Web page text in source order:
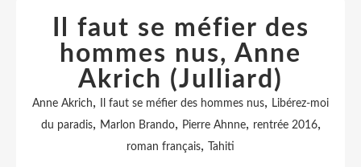
Il faut se méfier des
hommes nus, Anne
Akrich (Julliard)
Anne Akrich, Il faut se méfier des hommes nus, Libérez-moi
du paradis, Marlon Brando, Pierre Ahnne, rentrée 2016,
roman français, Tahiti